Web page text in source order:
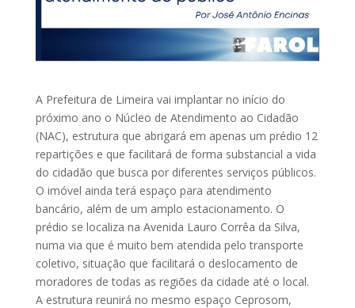
A Prefeitura de Limeira vai implantar no início do
próximo ano o Núcleo de Atendimento ao Cidadão
(NAC), estrutura que abrigará em apenas um prédio 12
repartições e que facilitará de forma substancial a vida
do cidadão que busca por diferentes serviços públicos.
O imóvel ainda terá espaço para atendimento
bancário, além de um amplo estacionamento. O
prédio se localiza na Avenida Lauro Corrêa da Silva,
numa via que é muito bem atendida pelo transporte
coletivo, situação que facilitará o deslocamento de
moradores de todas as regiões da cidade até o local.
A estrutura reunirá no mesmo espaço Ceprosom,